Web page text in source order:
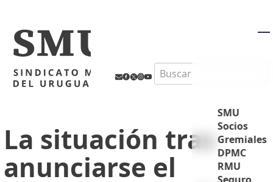
Search
SMU
Socios
Gremiales
DPMC
RMU
La situación tras
anunciarse el